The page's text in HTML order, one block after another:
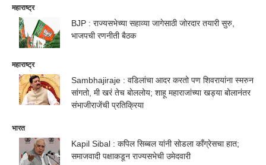
महाराष्ट्र
BJP : राज्यसभेच्या सहाव्या जागेसाठी जोरदार तयारी सुरु,
भाजपची रणनीती बैठक
महाराष्ट्र
Sambhajiraje : वडिलांचा आदर करतो पण शिवरायांना स्मरुन
सांगतो, मी खरं तेच बोललोय; शाहू महाराजांच्या खड्या बोलानंतर
संभाजीराजेंची प्रतिक्रिया
भारत
Kapil Sibal : कपिल सिब्बल यांनी सोडला काँग्रेसचा हात;
समाजवादी पक्षाकडून राज्यसभेची उमेदवारी